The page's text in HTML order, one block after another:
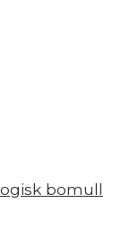
bomull